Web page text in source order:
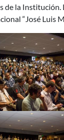
de la Institución.
“José Luis